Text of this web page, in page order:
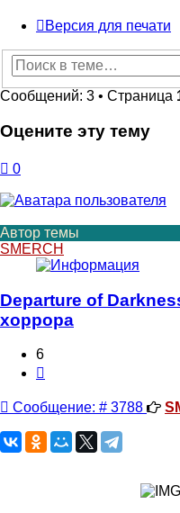
Версия для печати
Сообщений: 3 • Страница
Оцените эту тему
0
Автор темы
SMERCH
Departure of
хоррора
6
Сообщение: # 3788